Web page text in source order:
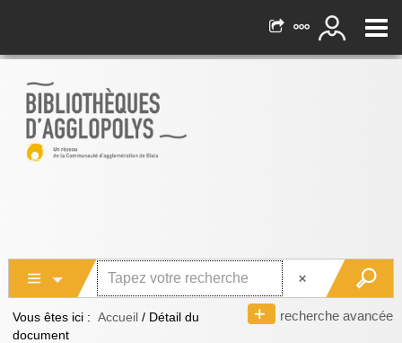
recherche avancée
Vous êtes ici : Accueil / Détail du
document